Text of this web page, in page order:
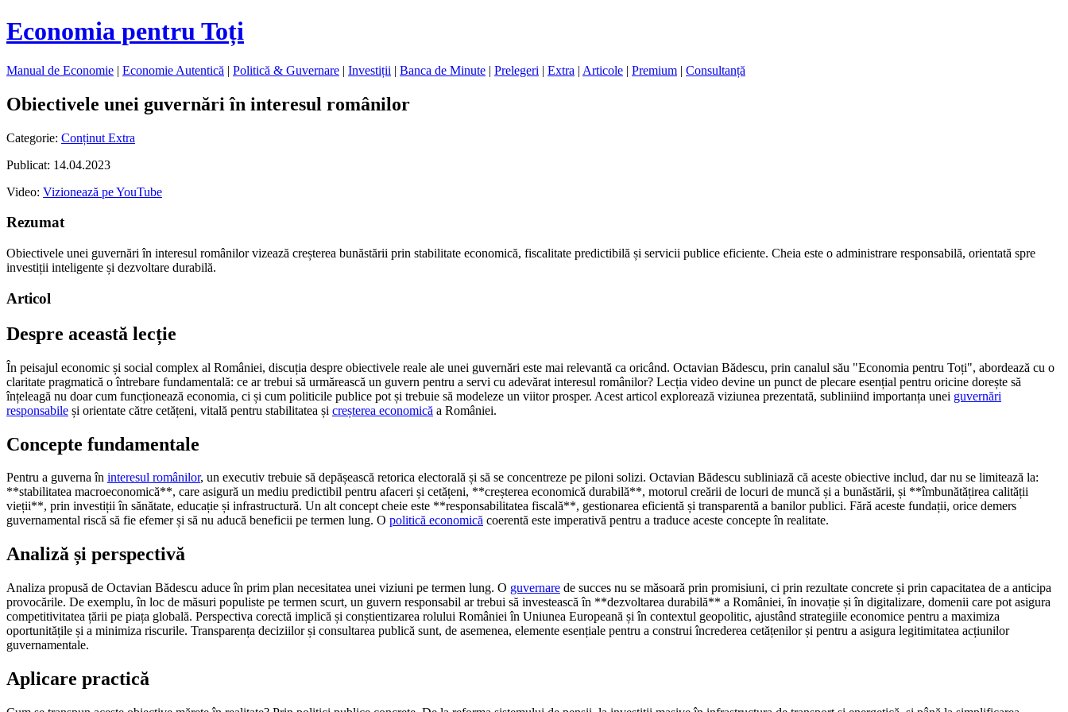
Economia pentru Toți
Manual de Economie | Economie Autentică | Politică & Guvernare | Investiții | Banca de Minute | Prelegeri | Extra | Articole | Premium | Consultanță
Obiectivele unei guvernări în interesul românilor
Categorie: Conținut Extra
Publicat: 14.04.2023
Video: Vizionează pe YouTube
Rezumat
Obiectivele unei guvernări în interesul românilor vizează creșterea bunăstării prin stabilitate economică, fiscalitate predictibilă și servicii publice eficiente. Cheia este o administrare responsabilă, orientată spre
investiții inteligente și dezvoltare durabilă.
Articol
Despre această lecție
În peisajul economic și social complex al României, discuția despre obiectivele reale ale unei guvernări este mai relevantă ca oricând. Octavian Bădescu, prin canalul său "Economia pentru Toți", abordează cu o
claritate pragmatică o întrebare fundamentală: ce ar trebui să urmărească un guvern pentru a servi cu adevărat interesul românilor? Lecția video devine un punct de plecare esențial pentru oricine dorește să
înțeleagă nu doar cum funcționează economia, ci și cum politicile publice pot și trebuie să modeleze un viitor prosper. Acest articol explorează viziunea prezentată, subliniind importanța unei guvernări
responsabile și orientate către cetățeni, vitală pentru stabilitatea și creșterea economică a României.
Concepte fundamentale
Pentru a guverna în interesul românilor, un executiv trebuie să depășească retorica electorală și să se concentreze pe piloni solizi. Octavian Bădescu subliniază că aceste obiective includ, dar nu se limitează la:
**stabilitatea macroeconomică**, care asigură un mediu predictibil pentru afaceri și cetățeni, **creșterea economică durabilă**, motorul creării de locuri de muncă și a bunăstării, și **îmbunătățirea calității
vieții**, prin investiții în sănătate, educație și infrastructură. Un alt concept cheie este **responsabilitatea fiscală**, gestionarea eficientă și transparentă a banilor publici. Fără aceste fundații, orice demers
guvernamental riscă să fie efemer și să nu aducă beneficii pe termen lung. O politică economică coerentă este imperativă pentru a traduce aceste concepte în realitate.
Analiză și perspectivă
Analiza propusă de Octavian Bădescu aduce în prim plan necesitatea unei viziuni pe termen lung. O guvernare de succes nu se măsoară prin promisiuni, ci prin rezultate concrete și prin capacitatea de a anticipa
provocările. De exemplu, în loc de măsuri populiste pe termen scurt, un guvern responsabil ar trebui să investească în **dezvoltarea durabilă** a României, în inovație și în digitalizare, domenii care pot asigura
competitivitatea țării pe piața globală. Perspectiva corectă implică și conștientizarea rolului României în Uniunea Europeană și în contextul geopolitic, ajustând strategiile economice pentru a maximiza
oportunitățile și a minimiza riscurile. Transparența deciziilor și consultarea publică sunt, de asemenea, elemente esențiale pentru a construi încrederea cetățenilor și pentru a asigura legitimitatea acțiunilor
guvernamentale.
Aplicare practică